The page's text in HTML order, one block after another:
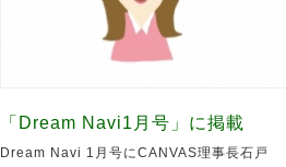
「Dream Navi1月号」に掲載
Dream Navi 1月号にCANVAS理事長石戸